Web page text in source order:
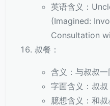
英语含义：
(Imagined:
Consultation
叔餐：
含义：与叔叔一
字面含义：叔叔
臆想含义：和